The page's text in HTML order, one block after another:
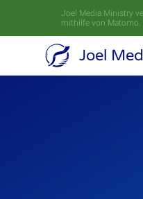
Joel Media Ministry
mithilfe von Matomo.
Joel